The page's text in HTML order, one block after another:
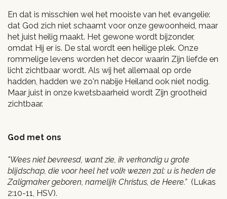
En dat is misschien wel het mooiste van het evangelie:
dat God zich niet schaamt voor onze gewoonheid, maar
het juist heilig maakt. Het gewone wordt bijzonder,
omdat Hij er is. De stal wordt een heilige plek. Onze
rommelige levens worden het decor waarin Zijn liefde en
licht zichtbaar wordt. Als wij het allemaal op orde
hadden, hadden we zo'n nabije Heiland ook niet nodig.
Maar juist in onze kwetsbaarheid wordt Zijn grootheid
zichtbaar.
God met ons
"Wees niet bevreesd, want zie, ik verkondig u grote
blijdschap, die voor heel het volk wezen zal: u is heden de
Zaligmaker geboren, namelijk Christus, de Heere.”(Lukas
2:10-11, HSV).